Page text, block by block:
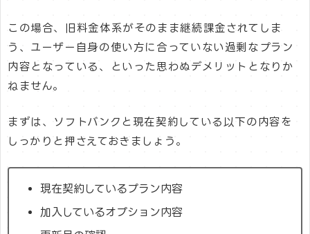
この場合、旧料金体系がそのまま継続課金されてしま
う、ユーザー自身の使い方に合っていない過剰なプラン
内容となっている、といった思わぬデメリットとなりか
ねません。
まずは、ソフトバンクと現在契約している以下の内容を
しっかりと押さえておきましょう。
現在契約しているプラン内容
加入しているオプション内容